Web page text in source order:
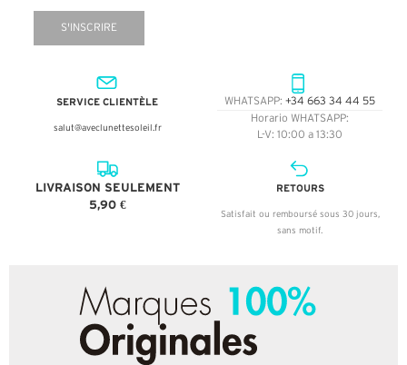
S'INSCRIRE
SERVICE CLIENTÈLE
salut@aveclunettesoleil.fr
WHATSAPP: +34 663 34 44 55
Horario WHATSAPP:
L-V: 10:00 a 13:30
LIVRAISON SEULEMENT
5,90 €
RETOURS
Satisfait ou remboursé sous 30 jours,
sans motif.